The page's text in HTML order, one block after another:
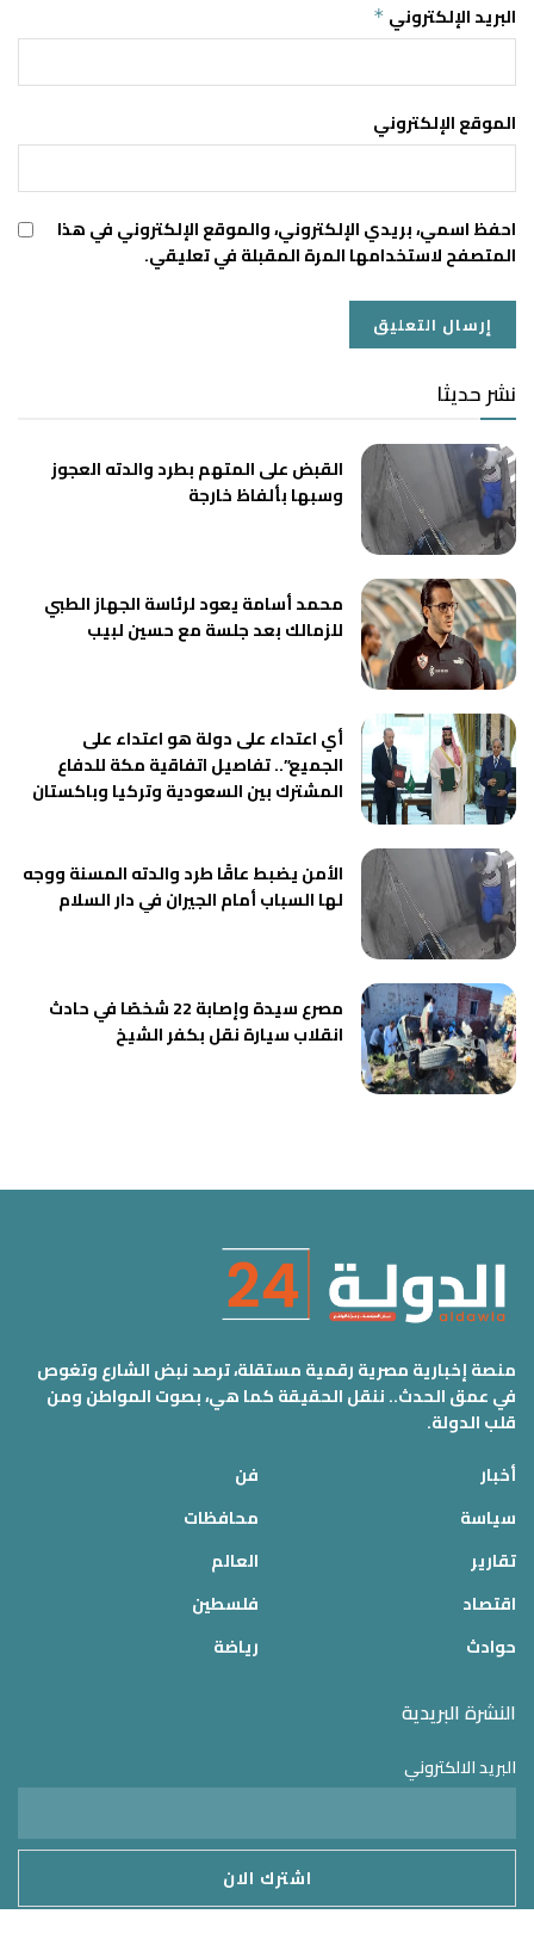
البريد الإلكتروني *
الموقع الإلكتروني
احفظ اسمي، بريدي الإلكتروني، والموقع الإلكتروني في هذا
المتصفح لاستخدامها المرة المقبلة في تعليقي.
نشر حديثا
القبض على المتهم بطرد والدته العجوز
وسبها بألفاظ خارجة
محمد أسامة يعود لرئاسة الجهاز الطبي
للزمالك بعد جلسة مع حسين لبيب
أي اعتداء على دولة هو اعتداء على
الجميع”.. تفاصيل اتفاقية مكة للدفاع
المشترك بين السعودية وتركيا وباكستان
الأمن يضبط عاقًا طرد والدته المسنة ووجه
لها السباب أمام الجيران في دار السلام
مصرع سيدة وإصابة 22 شخصًا في حادث
انقلاب سيارة نقل بكفر الشيخ
منصة إخبارية مصرية رقمية مستقلة، ترصد نبض الشارع وتغوص
في عمق الحدث.. ننقل الحقيقة كما هي، بصوت المواطن ومن
قلب الدولة.
أخبار
سياسة
تقارير
اقتصاد
حوادث
فن
محافظات
العالم
فلسطين
رياضة
النشرة البريدية
البريد الالكتروني